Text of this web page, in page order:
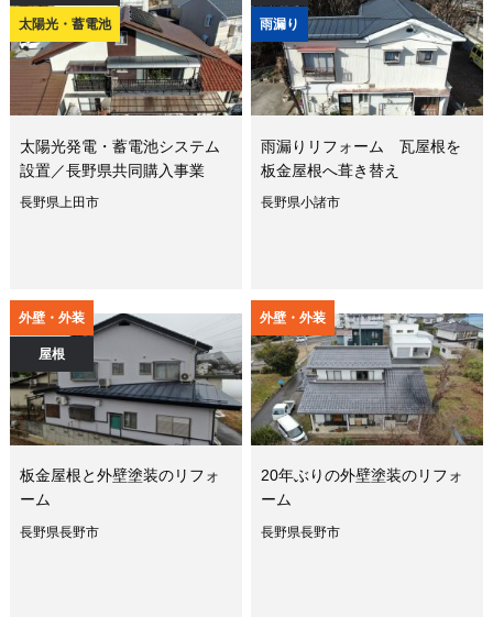
太陽光・蓄電池
太陽光発電・蓄電池システム
設置／長野県共同購入事業
長野県上田市
雨漏り
雨漏りリフォーム 瓦屋根を
板金屋根へ葺き替え
長野県小諸市
外壁・外装
屋根
板金屋根と外壁塗装のリフォ
ーム
長野県長野市
外壁・外装
20年ぶりの外壁塗装のリフォ
ーム
長野県長野市